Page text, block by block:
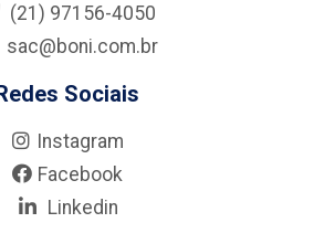
(21) 97156-4050
sac@boni.com.br
Sociais
Instagram
Facebook
Linkedin